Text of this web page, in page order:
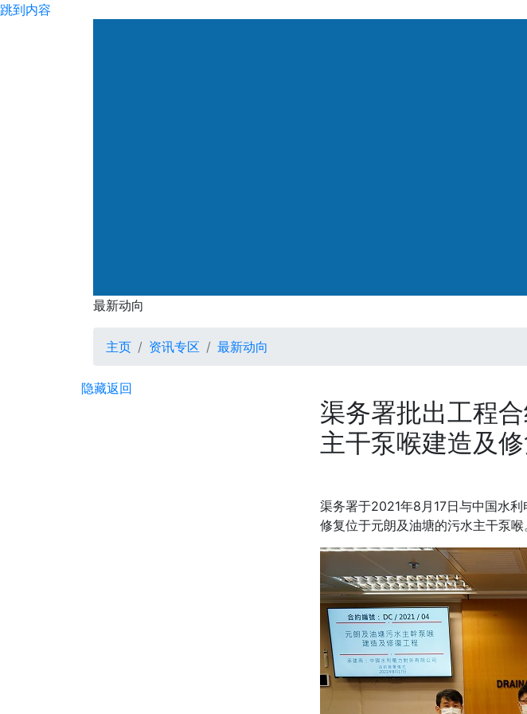
跳到内容
最新动向
最新动向
主页 资讯专区 最新动向
隐藏返回
渠务署批出工程
主干泵喉建造及修
渠务署于2021年8月17日与中国水
修复位于元朗及油塘的污水主干泵